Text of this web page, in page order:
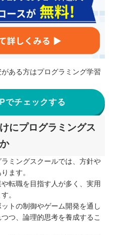
ある方はプログラミング学習
でチェックする
にプログラミングス
ミングスクールでは、方針や
ます。
転職を目指す人が多く、実用
。
トの制御やゲーム開発を通し
つ、論理的思考を養成するこ